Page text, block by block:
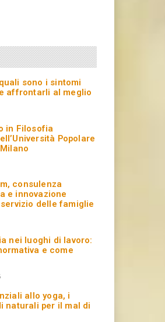
sono i sintomi
affrontarli al meglio
in Filosofia
Popolare
consulenza
e innovazione
delle famiglie
nei luoghi di lavoro:
e come
allo yoga, i
naturali per il mal di